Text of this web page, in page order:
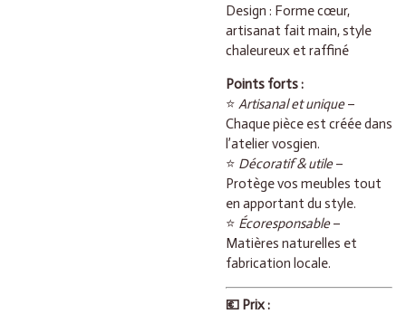
Design : Forme cœur,
artisanat fait main, style
chaleureux et raffiné
Points forts :
⭐ Artisanal et unique–
Chaque pièce est créée dans
l’atelier vosgien.
⭐ Décoratif & utile–
Protège vos meubles tout
en apportant du style.
⭐ Écoresponsable–
Matières naturelles et
fabrication locale.
💶 Prix :